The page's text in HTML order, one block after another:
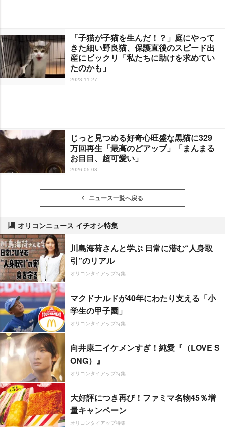
「子猫が子猫を生んだ！？」庭にやって
きた細い野良猫、保護直後のスピード出
産にビックリ「私たちに助けを求めてい
たのかも」
2023-11-27
じっと見つめる好奇心旺盛な黒猫に329
万回再生「最高のどアップ」「まんまる
お目目、超可愛い」
2026-05-08
ニュース一覧へ戻る
オリコンニュース イチオシ特集
川島海荷さんと学ぶ 日常に潜む“人身取
引”のリアル
オリコンタイアップ特集
マクドナルドが40年にわたり支える「小
学生の甲子園」
オリコンタイアップ特集
向井康二イケメンすぎ！純愛『（LOVE S
ONG）』
オリコンタイアップ特集
大好評につき再び！ファミマ名物45％増
量キャンペーン
オリコンタイアップ特集